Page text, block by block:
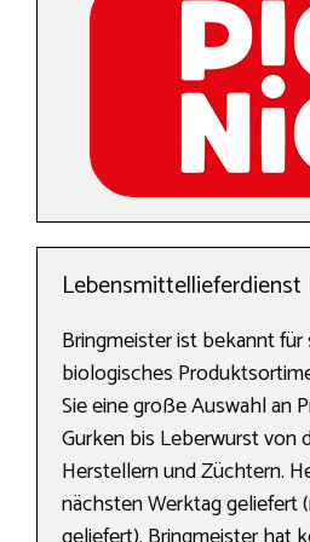
Bringmeister ist bekannt
biologisches
Sie eine große Auswahl an
Gurken bis Leberwurst von
Herstellern und Züchtern.
nächsten Werktag geliefert